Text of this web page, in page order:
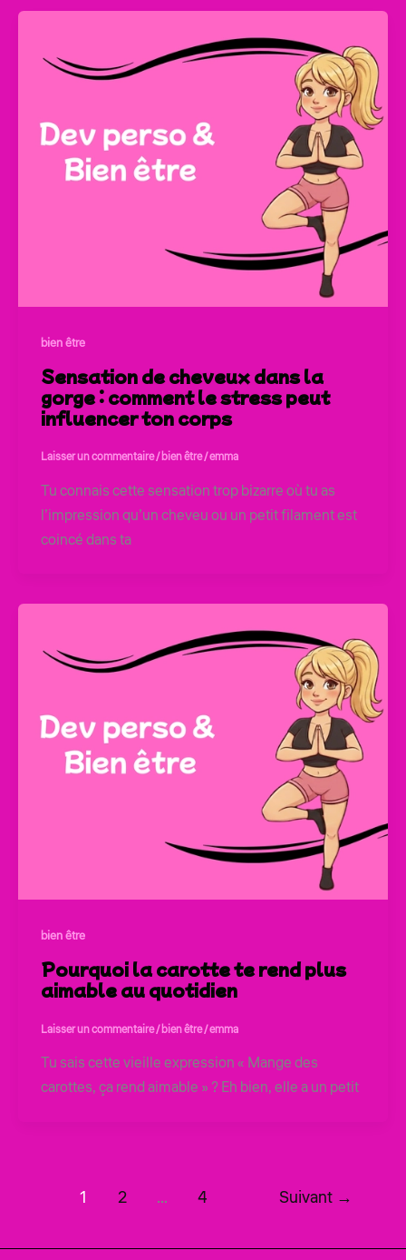
bien être
Sensation de cheveux dans la
gorge : comment le stress peut
influencer ton corps
Laisser un commentaire/bien être/emma
Tu connais cette sensation trop bizarre où tu as
l’impression qu’un cheveu ou un petit filament est
coincé dans ta
bien être
Pourquoi la carotte te rend plus
aimable au quotidien
Laisser un commentaire/bien être/emma
Tu sais cette vieille expression « Mange des
carottes, ça rend aimable » ? Eh bien, elle a un petit
1 2 … 4 Suivant →